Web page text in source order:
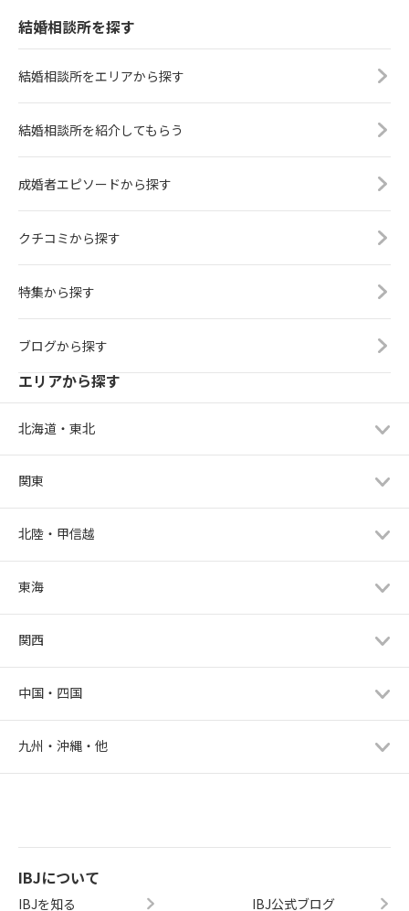
結婚相談所を探す
結婚相談所をエリアから探す
結婚相談所を紹介してもらう
成婚者エピソードから探す
クチコミから探す
特集から探す
ブログから探す
エリアから探す
北海道・東北
関東
北陸・甲信越
東海
関西
中国・四国
九州・沖縄・他
IBJについて
IBJを知る IBJ公式ブログ